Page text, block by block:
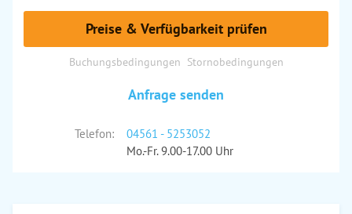
Preise & Verfügbarkeit prüfen
Buchungsbedingungen Stornobedingungen
Anfrage senden
Telefon:
04561 - 5253052
Mo.-Fr. 9.00-17.00 Uhr